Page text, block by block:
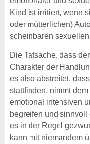
Kind ist irritiert, wenn
oder mütterlichen)
scheinbaren
Die Tatsache, dass
Charakter der
es also abstreitet,
stattfinden, nimmt
emotional intensiven
begreifen und
es in der Regel
kann mit niemandem